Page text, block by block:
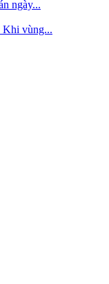
ngày...
Khi vùng...